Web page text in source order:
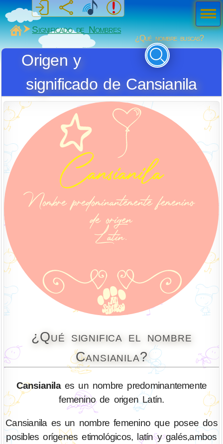
MiSabueso
Significado de Nombres
¿Qué nombre buscas?
Origen y
significado de Cansianila
¿Qué significa el nombre
Cansianila?
Cansianilaes un nombre predominantemente
femenino de origen Latín.
Cansianila es un nombre femenino que posee dos
posibles orígenes etimológicos, latín y galés,ambos
Men
ú